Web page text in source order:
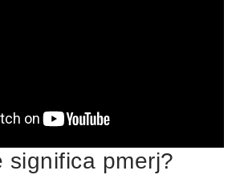
significa pmerj?